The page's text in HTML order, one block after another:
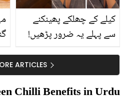
کیلے کے چھلکے پھینکنے
سے پہلے یہ ضرور پڑھیں!
سستا اور قدرتی حلARTICLES
Chilli Benefits in Urdu